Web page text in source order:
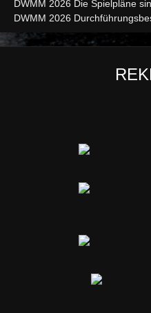
DWMM 2026 Die Spielpläne
DWMM 2026